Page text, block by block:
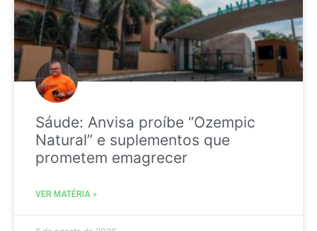
Sáude: Anvisa proíbe “Ozempic
Natural” e suplementos que
prometem emagrecer
VER MATÉRIA »